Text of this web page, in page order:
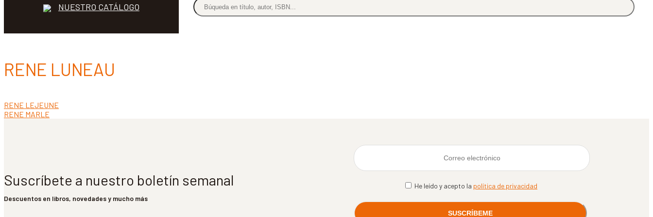
NUESTRO CATÁLOGO
RENE LUNEAU
Navegación
de
Anterior:
RENE LEJEUNE
Siguiente:
RENE MARLE
Suscríbete a nuestro boletín semanal
Descuentos en libros, novedades y mucho más
He leído y acepto la política de privacidad